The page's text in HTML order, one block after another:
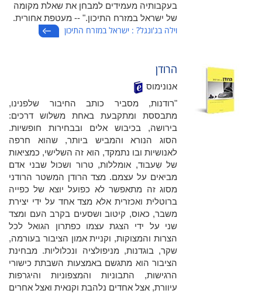
בעקבותיה מעמידים למבחן את שאלת מקומה
של ישראל במזרח התיכון." -- מעטפת אחורית.
וילה בג'ונגל? : ישראל במזרח התיכון
הרודן
אנונימוס
"רודנות, מסביר כותב החיבור שלפנינו,
מתבססת ומתקבעת באחת משלוש דרכים:
בירושה, בכיבוש אלים ובבחירות חופשיות.
הסוג הנורא והמביש ביותר, שהוא חרפה
לאנושיות ובו נתמקד, הוא זה השלישי, כמציאות
של שִעבוד, אומללות, טרור ושכול שבני אדם
מביאים על עצמם. מצד הרודן המשטר הרודני
מסוג זה מתאפשר לא כפועל יוצא של כפייה
ברוטלית ואכזרית אלא מצד אחד על ידי יצירת
משבר, כאוס, קיטוב ושסעים בקרב העם ומצד
שני על ידי הצגת עצמו כפתרון הגואל לכל
הצרות והמצוקות, וקניית אמון הציבור בעורמה,
שקר, בוגדנות, מניפולציה ונכלוליות. מבחינת
הציבור הוא מתגשם באמצעות השבתת כישורי
הרגישות, התבוניות והמצפוניות והיגרפות
עיוורת, אצל אחדים נלהבת וקנאית ואצל אחרים